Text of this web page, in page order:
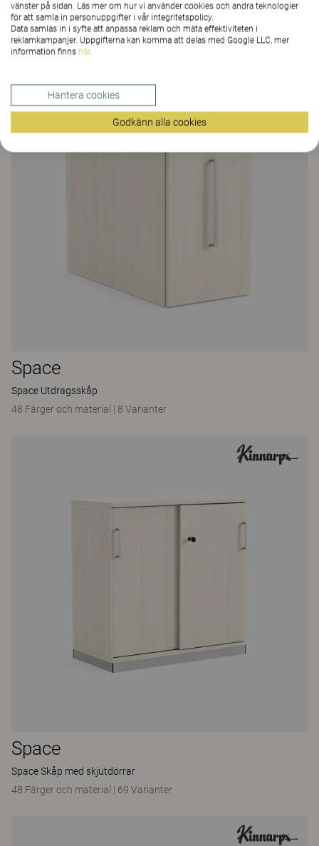
Space Bokhylla
48 Färger och material| 4 Varianter
Space
Space Utdragsskåp
48 Färger och material | 8 Varianter
Space
Space Skåp med skjutdörrar
48 Färger och material | 69 Varianter
vänster på sidan. Läs mer om hur vi använder cookies och andra teknologier
för att samla in personuppgifter i vår integritetspolicy.
Data samlas in i syfte att anpassa reklam och mäta effektiviteten i
reklamkampanjer. Uppgifterna kan komma att delas med Google LLC, mer
information finns här.
Hantera cookies
Godkänn alla cookies